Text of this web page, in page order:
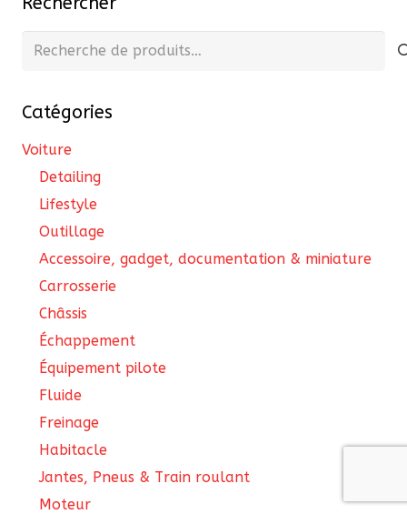
Recherche
Catégories
Voiture
Detailing
Lifestyle
Outillage
Accessoire, gadget, documentation & miniature
Carrosserie
Châssis
Échappement
Équipement pilote
Fluide
Freinage
Habitacle
Jantes, Pneus & Train roulant
Moteur